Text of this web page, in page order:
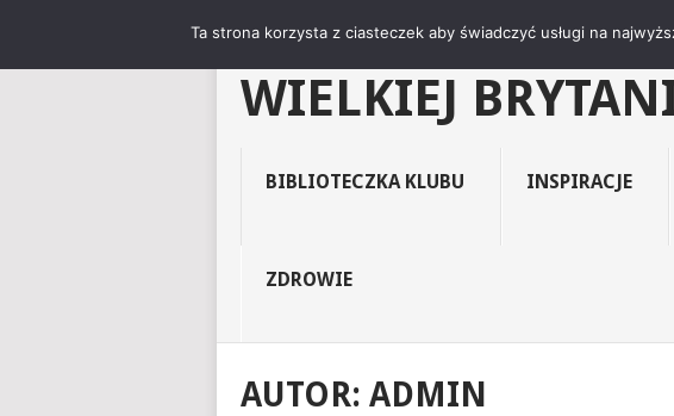
"NIEZNANY
WIELKIEJ
BIBLIOTECZKA KLUBU INSPIRACJE
ZDROWIE
AUTOR: ADMIN
Ta strona korzysta z ciasteczek aby świadczyć usługi na